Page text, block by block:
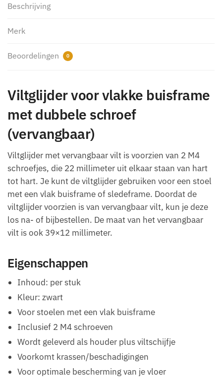
Beschrijving
Merk
Beoordelingen 0
Viltglijder voor vlakke buisframe
met dubbele schroef
(vervangbaar)
Viltglijder met vervangbaar vilt is voorzien van 2 M4
schroefjes, die 22 millimeter uit elkaar staan van hart
tot hart. Je kunt de viltglijder gebruiken voor een stoel
met een vlak buisframe of sledeframe. Doordat de
viltglijder voorzien is van vervangbaar vilt, kun je deze
los na- of bijbestellen. De maat van het vervangbaar
vilt is ook 39×12 millimeter.
Eigenschappen
Inhoud: per stuk
Kleur: zwart
Voor stoelen met een vlak buisframe
Inclusief 2 M4 schroeven
Wordt geleverd als houder plus viltschijfje
Voorkomt krassen/beschadigingen
Voor optimale bescherming van je vloer